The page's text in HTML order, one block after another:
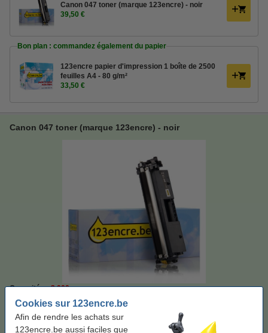
Cookies sur 123encre.be
Afin de rendre les achats sur
123encre.be aussi faciles que
Canon 047 toner (marque 123encre) - noir
39,50 €
Bon plan : commandez également du papier
123encre papier d'impression 1 boîte de 2500
feuilles A4 - 80 g/m²
33,50 €
Canon 047 toner (marque 123encre) - noir
Capacité: ± 3.000 pages
Économisez jusqu'à65%sur vos frais d'impression